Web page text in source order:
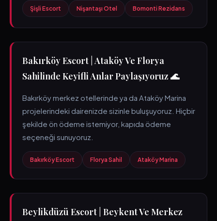
Şişli Escort Nişantaşı Otel Bomonti Rezidans
Bakırköy Escort | Ataköy Ve Florya
Sahilinde Keyifli Anlar Paylaşıyoruz 🌊
Bakırköy merkez otellerinde ya da Ataköy Marina
projelerindeki dairenizde sizinle buluşuyoruz. Hiçbir
şekilde ön ödeme istemiyor, kapıda ödeme
seçeneği sunuyoruz.
Bakırköy Escort Florya Sahil Ataköy Marina
Beylikdüzü Escort | Beykent Ve Merkez